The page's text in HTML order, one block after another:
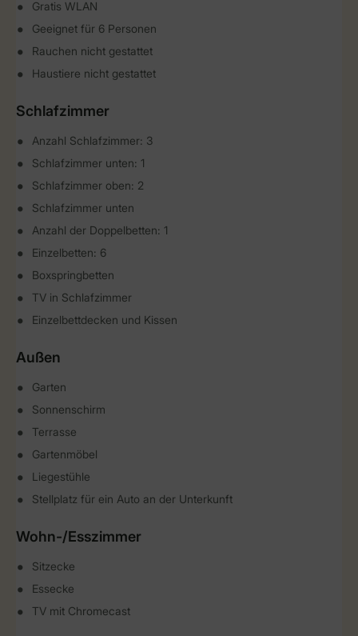
Gratis WLAN
Geeignet für 6 Personen
Rauchen nicht gestattet
Haustiere nicht gestattet
Schlafzimmer
Anzahl Schlafzimmer: 3
Schlafzimmer unten: 1
Schlafzimmer oben: 2
Schlafzimmer unten
Anzahl der Doppelbetten: 1
Einzelbetten: 6
Boxspringbetten
TV in Schlafzimmer
Einzelbettdecken und Kissen
Außen
Garten
Sonnenschirm
Terrasse
Gartenmöbel
Liegestühle
Stellplatz für ein Auto an der Unterkunft
Wohn-/Esszimmer
Sitzecke
Essecke
TV mit Chromecast